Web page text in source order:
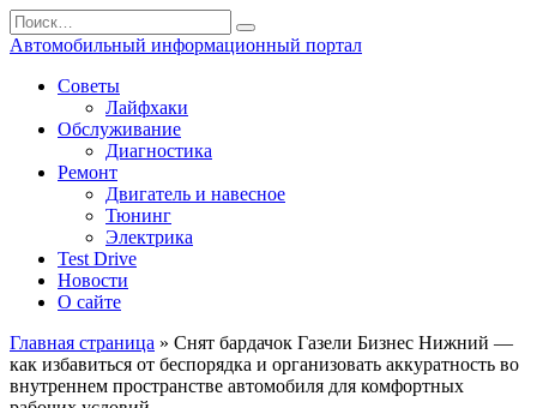
Перейти
к
Search
for:
Автомобильный информационный портал
Советы
Лайфхаки
Обслуживание
Диагностика
Ремонт
Двигатель и навесное
Тюнинг
Электрика
Test Drive
Новости
О сайте
Главная страница » Снят бардачок Газели Бизнес Нижний —
как избавиться от беспорядка и организовать аккуратность во
внутреннем пространстве автомобиля для комфортных